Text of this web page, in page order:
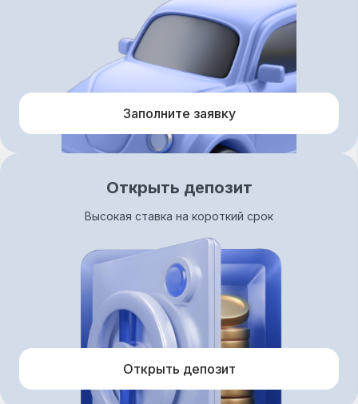
Заполните заявку
Открыть депозит
Высокая ставка на короткий срок
Открыть депозит